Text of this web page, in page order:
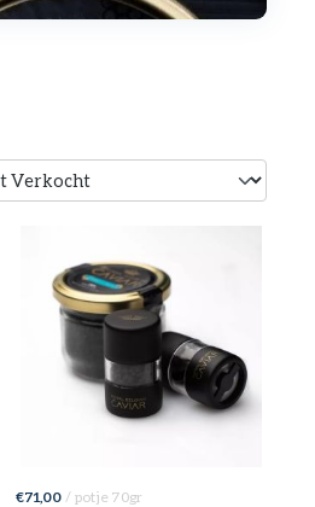
€ 71,00 / potje 70gr